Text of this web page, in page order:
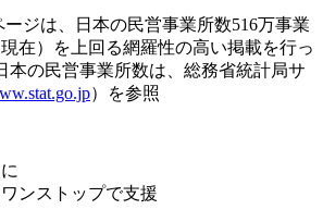
ジは、日本の民営事業所数516万事業
現在）を上回る網羅性の高い掲載を行っ
本の民営事業所数は、総務省統計局サ
）を参照
ンストップで支援